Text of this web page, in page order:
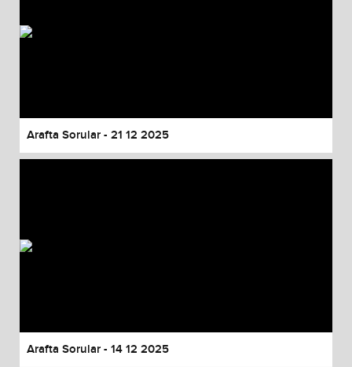
Arafta Sorular - 21 12 2025
Arafta Sorular - 14 12 2025